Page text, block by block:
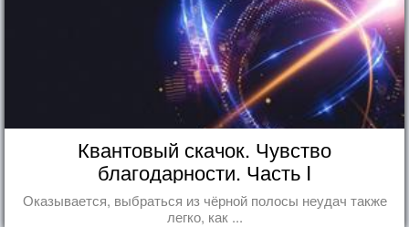
Квантовый скачок. Чувство
благодарности. Часть I
Оказывается, выбраться из чёрной полосы неудач также
легко, как ...